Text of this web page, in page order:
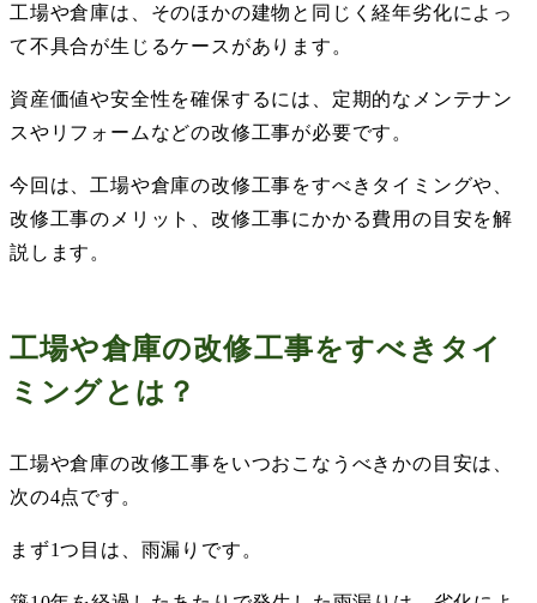
工場や倉庫は、そのほかの建物と同じく経年劣化によっ
て不具合が生じるケースがあります。
資産価値や安全性を確保するには、定期的なメンテナン
スやリフォームなどの改修工事が必要です。
今回は、工場や倉庫の改修工事をすべきタイミングや、
改修工事のメリット、改修工事にかかる費用の目安を解
説します。
工場や倉庫の改修工事をすべきタイ
ミングとは？
工場や倉庫の改修工事をいつおこなうべきかの目安は、
次の4点です。
まず1つ目は、雨漏りです。